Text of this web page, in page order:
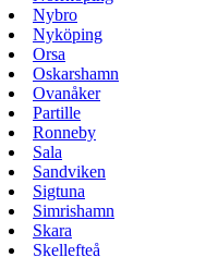
Nybro
Nyköping
Orsa
Oskarshamn
Ovanåker
Partille
Ronneby
Sala
Sandviken
Sigtuna
Simrishamn
Skara
Skellefteå